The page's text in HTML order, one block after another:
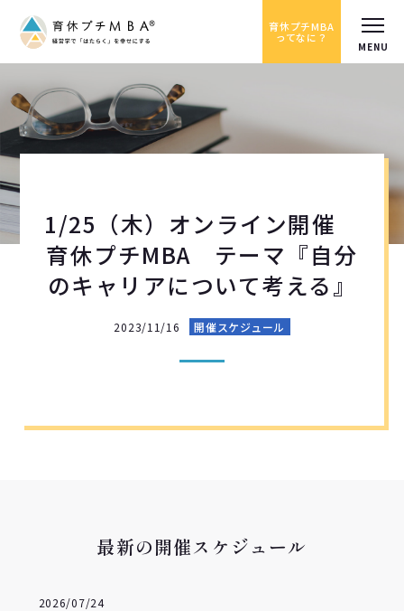
育休プチMBA
ってなに？
1/25（木）オンライン開催
育休プチMBA テーマ『自分
のキャリアについて考える』
2023/11/16 開催スケジュール
最新の開催スケジュール
2026/07/24